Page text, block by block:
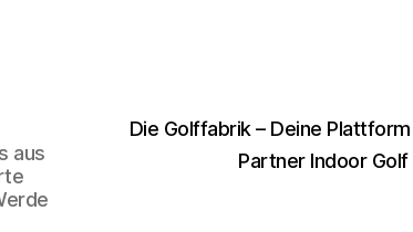
aus
Die Golffabrik – Deine
Partner Indoor